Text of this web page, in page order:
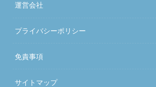
運営会社
プライバシーポリシー
免責事項
サイトマップ